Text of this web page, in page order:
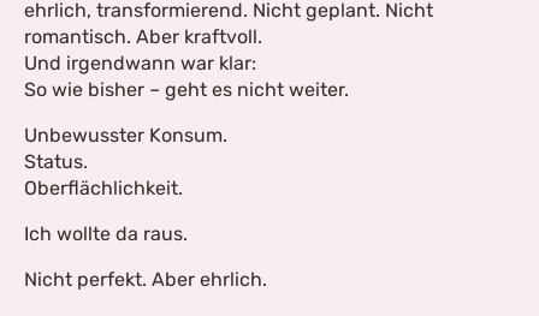
ehrlich, transformierend. Nicht geplant. Nicht
romantisch. Aber kraftvoll.
Und irgendwann war klar:
So wie bisher – geht es nicht weiter.
Unbewusster Konsum.
Status.
Oberflächlichkeit.
Ich wollte da raus.
Nicht perfekt. Aber ehrlich.